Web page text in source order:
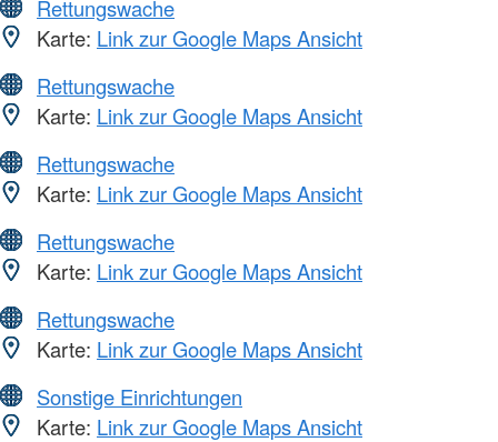
Rettungswache
Karte: Link zur Google Maps Ansicht
Rettungswache
Karte: Link zur Google Maps Ansicht
Rettungswache
Karte: Link zur Google Maps Ansicht
Rettungswache
Karte: Link zur Google Maps Ansicht
Rettungswache
Karte: Link zur Google Maps Ansicht
Sonstige Einrichtungen
Karte: Link zur Google Maps Ansicht